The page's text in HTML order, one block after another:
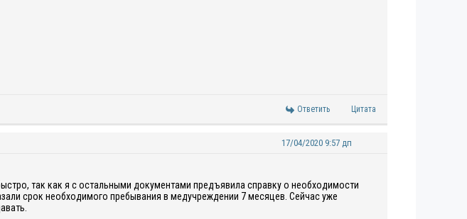
Ответить Цитата
17/04/2020 9:57 дп
так как я с остальными документами предъявила справку о необходимости
срок необходимого пребывания в медучреждении 7 месяцев. Сейчас уже